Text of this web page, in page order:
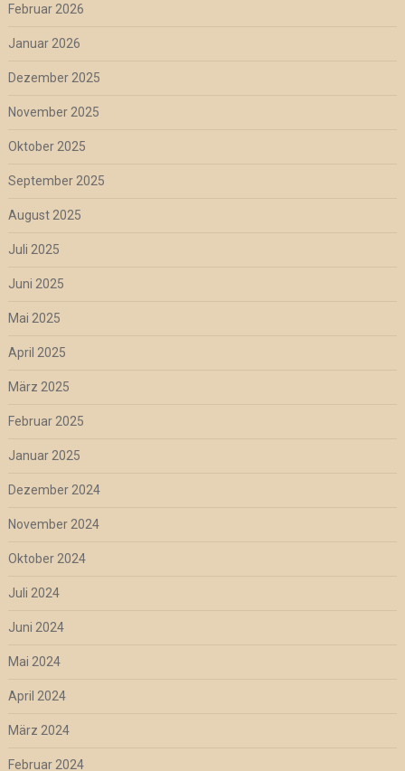
Februar 2026
Januar 2026
Dezember 2025
November 2025
Oktober 2025
September 2025
August 2025
Juli 2025
Juni 2025
Mai 2025
April 2025
März 2025
Februar 2025
Januar 2025
Dezember 2024
November 2024
Oktober 2024
Juli 2024
Juni 2024
Mai 2024
April 2024
März 2024
Februar 2024